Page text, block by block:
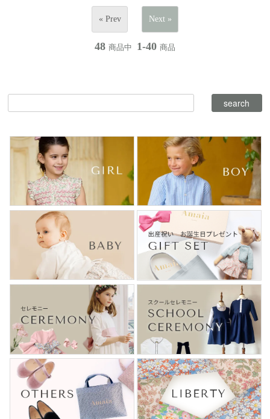
« Prev Next »
48 商品中 1-40 商品